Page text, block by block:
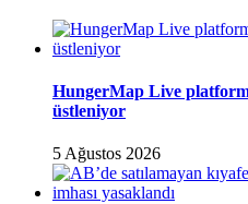
HungerMap Live
üstleniyor
5 Ağustos 2026